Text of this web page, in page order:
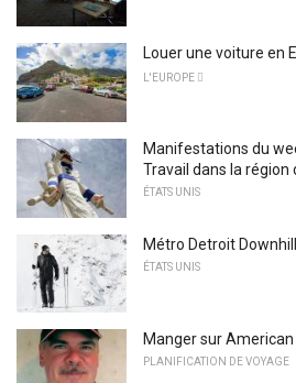
Louer une voiture en
L'EUROPE 
Manifestations du
Travail dans la région
ÉTATS UNIS
Métro Detroit
ÉTATS UNIS
Manger sur American
PLANIFICATION DE VOYAGE